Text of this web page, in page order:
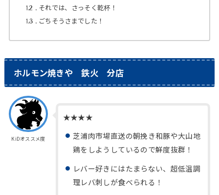
1.2 それでは、さっそく乾杯！
1.3 ごちそうさまでした！
ホルモン焼きや 鉄火 分店
KiDオススメ度
★★★★
芝浦肉市場直送の朝挽き和豚や大山地
鶏をしようしているので鮮度抜群！
レバー好きにはたまらない、超低温調
理レバ刺しが食べられる！